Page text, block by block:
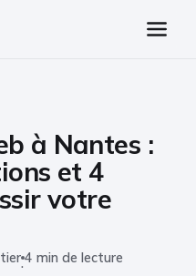
à Nantes :
et 4
votre
·
4 min de lecture